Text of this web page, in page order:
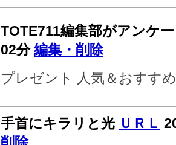
TOTE711編集部がアンケ
02分編集・削除
プレゼント 人気＆おすす
手首にキラリと光 ＵＲＬ